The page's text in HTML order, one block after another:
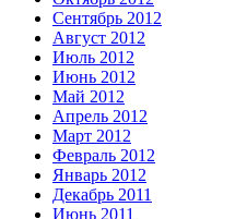
Сентябрь 2012
Август 2012
Июль 2012
Июнь 2012
Май 2012
Апрель 2012
Март 2012
Февраль 2012
Январь 2012
Декабрь 2011
Июнь 2011